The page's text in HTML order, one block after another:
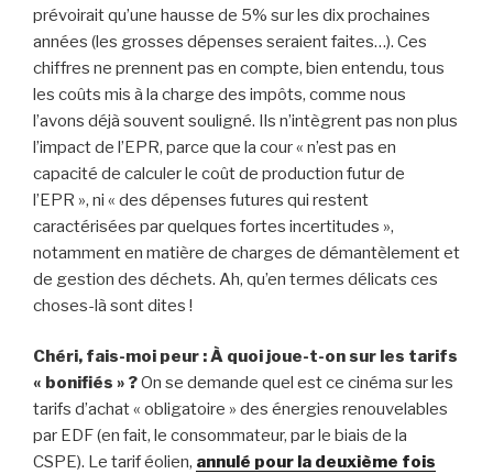
prévoirait qu’une hausse de 5% sur les dix prochaines
années (les grosses dépenses seraient faites…). Ces
chiffres ne prennent pas en compte, bien entendu, tous
les coûts mis à la charge des impôts, comme nous
l’avons déjà souvent souligné. Ils n’intègrent pas non plus
l’impact de l’EPR, parce que la cour « n’est pas en
capacité de calculer le coût de production futur de
l’EPR », ni « des dépenses futures qui restent
caractérisées par quelques fortes incertitudes »,
notamment en matière de charges de démantèlement et
de gestion des déchets. Ah, qu’en termes délicats ces
choses-là sont dites !
Chéri, fais-moi peur : À quoi joue-t-on sur les tarifs
« bonifiés » ?On se demande quel est ce cinéma sur les
tarifs d’achat « obligatoire » des énergies renouvelables
par EDF (en fait, le consommateur, par le biais de la
CSPE). Le tarif éolien, annulé pour la deuxième fois